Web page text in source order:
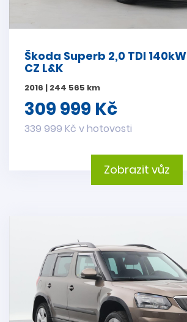
Škoda Superb 2,0 TDI
CZ L&K
2016 | 244 565 km
309 999 Kč
339 999 Kč v hotovosti
Zobrazit vůz